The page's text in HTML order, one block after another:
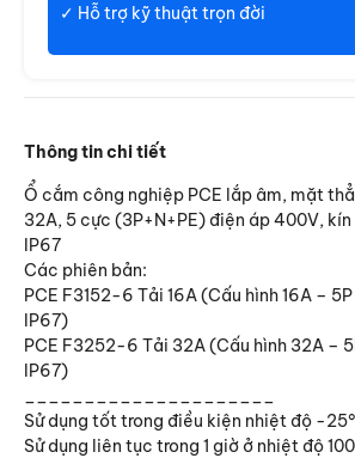
✓ Hỗ trợ kỹ thuật trọn đời
Thông tin chi tiết
Ổ cắm công nghiệp PCE lắp âm, mặt
32A, 5 cực (3P+N+PE) điện áp 400V,
IP67
Các phiên bản:
PCE F3152-6 Tải 16A (Cấu hình 16A –
IP67)
PCE F3252-6 Tải 32A (Cấu hình 32A –
IP67)
Sử dụng tốt trong điều kiện nhiệt độ -
Sử dụng liên tục trong 1 giờ ở nhiệt độ
Đèn chống nổ Sino
Đèn chống thấm Sino
Đèn chiếu gương Sino